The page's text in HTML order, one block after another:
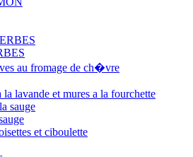
au fromage de ch�vre
la lavande et mures a la fourchette
sauge
et ciboulette